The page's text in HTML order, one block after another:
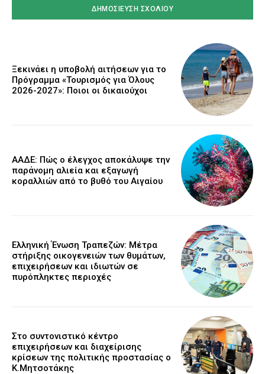
Ξεκινάει η υποβολή αιτήσεων για το
Πρόγραμμα «Τουρισμός για Όλους
2026-2027»: Ποιοι οι δικαιούχοι
ΑΑΔΕ: Πώς ο έλεγχος αποκάλυψε την
παράνομη αλιεία και εξαγωγή
κοραλλιών από το βυθό του Αιγαίου
Ελληνική Ένωση Τραπεζών: Μέτρα
στήριξης οικογενειών των θυμάτων,
επιχειρήσεων και ιδιωτών σε
πυρόπληκτες περιοχές
Στο συντονιστικό κέντρο
επιχειρήσεων και διαχείρισης
κρίσεων της πολιτικής προστασίας ο
Κ.Μητσοτάκης